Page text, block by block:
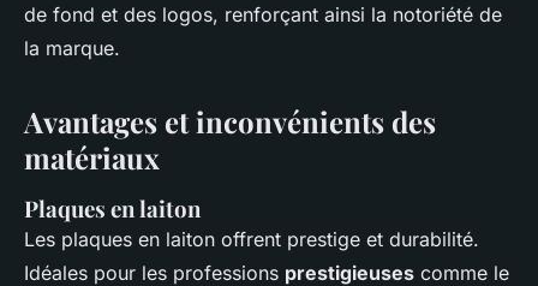
de fond et des logos, renforçant ainsi la notoriété de
la marque.
Avantages et inconvénients des
matériaux
Plaques en laiton
Les plaques en laiton offrent prestige et durabilité.
Idéales pour les professions prestigieuses comme le